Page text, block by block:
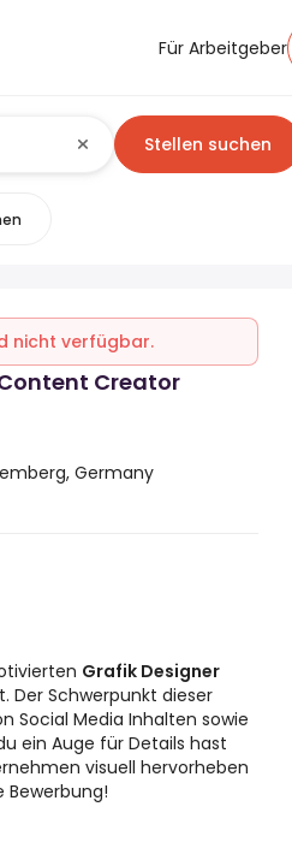
Für Arbeitgeber
Stellen suchen
nicht verfügbar.
Creator
Germany
Grafik Designer
Der Schwerpunkt dieser
Social Media Inhalten sowie
ein Auge für Details hast
visuell hervorheben